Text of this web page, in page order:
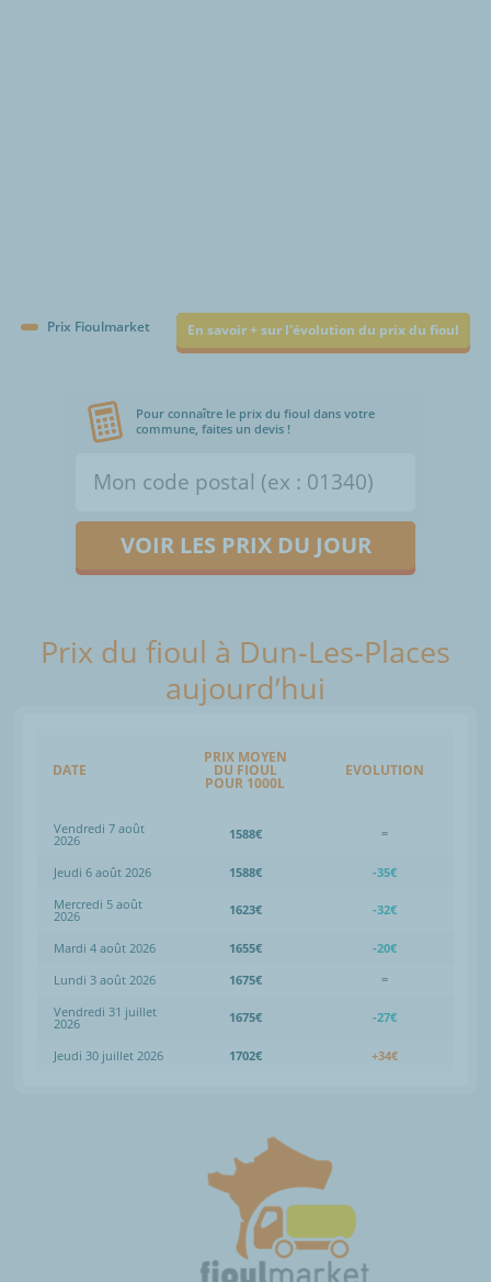
Prix Fioulmarket En savoir + sur l'évolution du prix du fioul
Pour connaître le prix du fioul dans votre
commune, faites un devis !
VOIR LES PRIX DU JOUR
Prix du fioul à Dun-Les-Places
aujourd’hui
DATE
PRIX MOYEN
DU FIOUL
POUR 1000L
EVOLUTION
Vendredi 7 août
2026 1588€ =
Jeudi 6 août 2026 1588€
-35€
Mercredi 5 août
2026 1623€ -32€
Mardi 4 août 2026 1655€
-20€
Lundi 3 août 2026
1675€
=
Vendredi 31 juillet
2026 1675€ -27€
Jeudi 30 juillet 2026 1702€ +34€